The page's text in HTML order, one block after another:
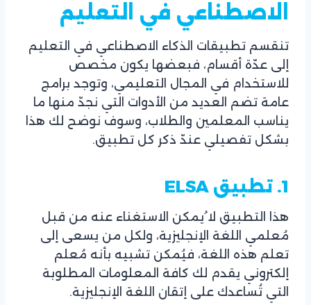
الاصطناعي في التعليم
تنقسم تطبيقات الذكاء الاصطناعي في التعليم
إلى عدّة أقسام، فبعضها يكون مخصص
للاستخدام في المجال التعليمي، وتوجد برامج
عامة تضم العديد من الأدوات التي نجدّ منها ما
يناسب المعلمين والطلاب، وسوف نوضح لك هذا
بشكل تفصيلي عندّ ذكر كل تطبيق.
1. تطبيق ELSA
هذا التطبيق لا ُيمكن الاستغناء عنه من قبل
مُعلمي اللغة الإنجليزية، ولكل من يسعى إلى
تعلم هذه اللغة، فيُمكن تشبيه بأنه مُعلم
إلكتروني يقدم لك كافة المعلومات المطلوبة
التي تُساعدك على إتقان اللغة الإنجليزية.